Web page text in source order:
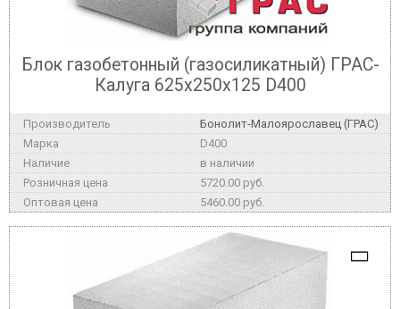
Блок газобетонный (газосиликатный) ГРАС-
Калуга 625x250x125 D400
Бонолит-Малоярославец (ГРАС)
D400
в наличии
5720.00 руб.
5460.00 руб.